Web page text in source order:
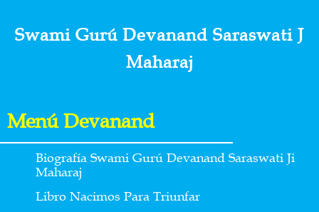
Swami Gurú Devanand Saraswati J
Maharaj
Menú Devanand
Biografía Swami Gurú Devanand Saraswati Ji
Maharaj
Libro Nacimos Para Triunfar